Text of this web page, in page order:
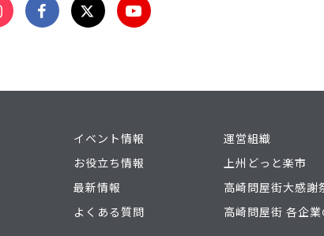
イベント情報
お役立ち情報
最新情報
よくある質問
運営組織
上州どっと楽市
高崎問屋街大感謝
高崎問屋街 各企